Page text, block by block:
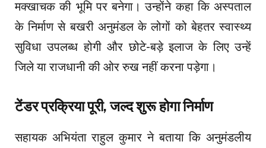
मक्खाचक की भूमि पर बनेगा। उन्होंने कहा कि अस्पताल
के निर्माण से बखरी अनुमंडल के लोगों को बेहतर स्वास्थ्य
सुविधा उपलब्ध होगी और छोटे-बड़े इलाज के लिए उन्हें
जिले या राजधानी की ओर रुख नहीं करना पड़ेगा।
टेंडर प्रक्रिया पूरी, जल्द शुरू होगा निर्माण
सहायक अभियंता राहुल कुमार ने बताया कि अनुमंडलीय